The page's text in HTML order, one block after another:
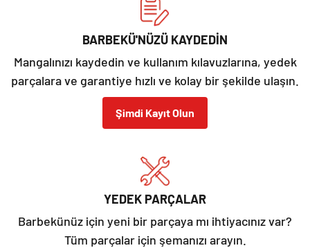
BARBEKÜ'NÜZÜ KAYDEDİN
Mangalınızı kaydedin ve kullanım kılavuzlarına, yedek
parçalara ve garantiye hızlı ve kolay bir şekilde ulaşın.
Şimdi Kayıt Olun
YEDEK PARÇALAR
Barbekünüz için yeni bir parçaya mı ihtiyacınız var?
Tüm parçalar için şemanızı arayın.